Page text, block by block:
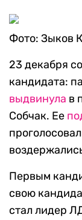
Фото: Зыков
23 декабря
кандидата:
выдвинула в
Собчак. Ее
Первым
свою
стал лидер